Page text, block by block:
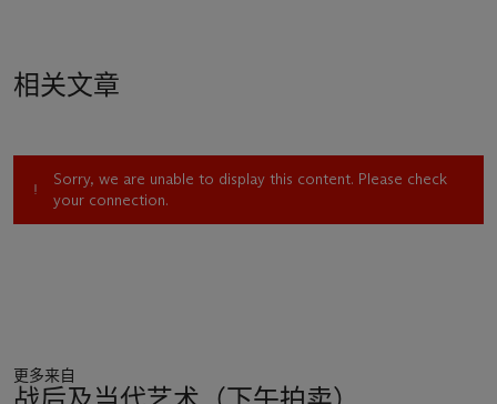
相关文章
Sorry, we are unable to display this content. Please check
your connection.
更多来自